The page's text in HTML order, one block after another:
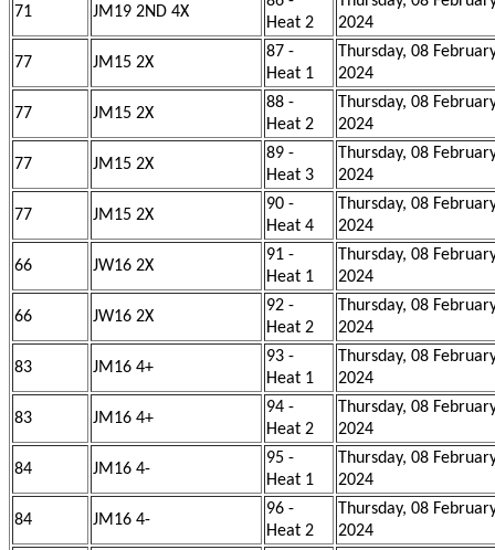
71 JM19 2ND 4X
Heat 2
2024
77 JM15 2X
87 -
Heat 1
Thursday, 08
2024
77 JM15 2X
88 -
Heat 2
Thursday, 08
2024
77 JM15 2X
89 -
Heat 3
Thursday, 08
2024
77 JM15 2X
90 -
Heat 4
Thursday, 08
2024
66 JW16 2X
91 -
Heat 1
Thursday, 08
2024
66 JW16 2X
92 -
Heat 2
Thursday, 08
2024
83 JM16 4+
93 -
Heat 1
Thursday, 08
2024
83 JM16 4+
94 -
Heat 2
Thursday, 08
2024
84 JM16 4-
95 -
Heat 1
Thursday, 08
2024
84 JM16 4-
96 -
Heat 2
Thursday, 08
2024